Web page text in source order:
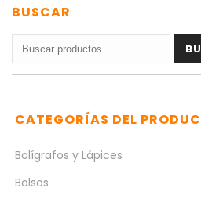
BUSCAR
Buscar
por:
CATEGORÍAS DEL
Bolígrafos y Lápices
Bolsos